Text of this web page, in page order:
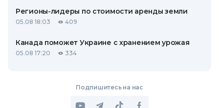
Регионы-лидеры по стоимости аренды земли
05.08 18:03 409
Канада поможет Украине с хранением урожая
05.08 17:20 334
Подпишитесь на нас